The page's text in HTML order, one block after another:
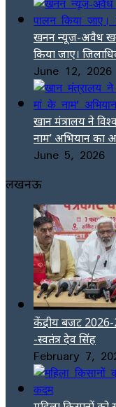
खनन न्यूज-अवैध
किया जाए।
June 12, 2026
खान मंत्रालय ने
नाम’ अभियान का
June 5, 2026
लखनऊ
केंद्रीय बजट
-स्वतंत्र देव सिंह
February 7,